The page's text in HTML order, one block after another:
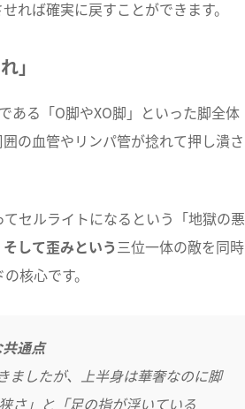
れば確実に戻すことができます。
」
ある「O脚やXO脚」といった脚全体
の血管やリンパ管が捻れて押し潰さ
セルライトになるという「地獄の悪
して歪みという三位一体の敵を同時
核心です。
通点
ましたが、上半身は華奢なのに脚
さ」と「足の指が浮いている